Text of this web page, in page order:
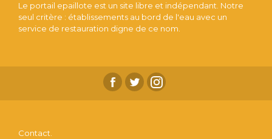
Le portail epaillote est un site libre et indépendant. Notre
seul critère : établissements au bord de l'eau avec un
service de restauration digne de ce nom.
Contact.